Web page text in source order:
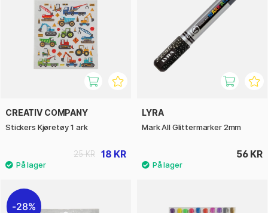
CREATIV COMPANY
Stickers Kjøretøy 1 ark
18 KR
25 KR
LYRA
Mark All Glittermarker 2mm
56 KR
28%